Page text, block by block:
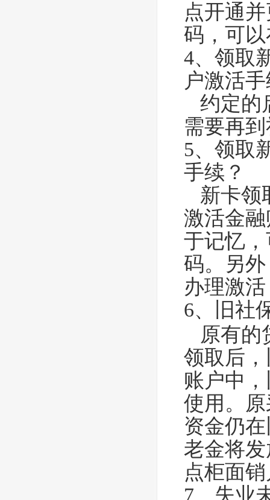
点开通
码，可
4、领取
户激活
约定的
需要再
5、领取
手续？
新卡领
激活金
于记忆
码。另
办理激
6、旧社
原有的
领取后
账户中
使用。
资金仍
老金将
点柜面
7、失业